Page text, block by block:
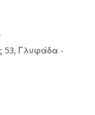
53, Γλυφάδα -